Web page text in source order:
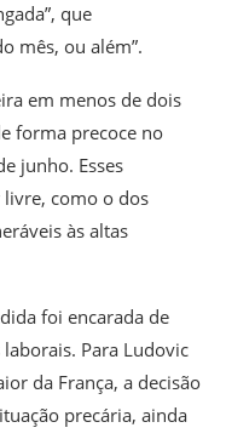
que
mês, ou além”.
em menos de dois
forma precoce no
junho. Esses
como o dos
às altas
foi encarada de
Para Ludovic
da França, a decisão
precária, ainda